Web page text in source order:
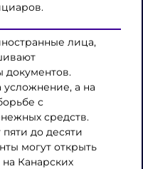
лица,
документов.
а на
с
средств.
до десяти
могут открыть
Канарских